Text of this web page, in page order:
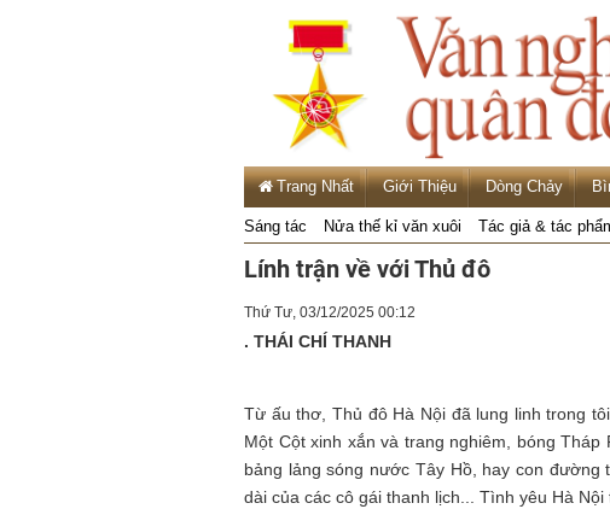
Trang Nhất Giới Thiệu Dòng Chảy
Sáng tác Nửa thế kỉ văn xuôi Tác giả & tác
Lính trận về với Thủ đô
Thứ Tư, 03/12/2025 00:12
. THÁI CHÍ THANH
Từ ấu thơ, Thủ đô Hà Nội đã lung linh trong
Một Cột xinh xắn và trang nghiêm, bóng
bảng lảng sóng nước Tây Hồ, hay con
dài của các cô gái thanh lịch... Tình yêu Hà